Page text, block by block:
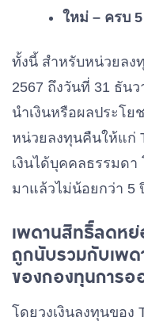
ใหม่ – ครบ
ทั้งนี้ สำหรับหน่วยลง
2567 ถึงวันที่ 31 ธัน
นำเงินหรือผลประโย
หน่วยลงทุนคืนให้แก่
เงินได้บุคคลธรรมด
มาแล้วไม่น้อยกว่า
เพดานสิทธิ์ลดหย่
ถูกนับรวมกับเพ
ของกองทุนการ
โดยวงเงินลงทุนของ